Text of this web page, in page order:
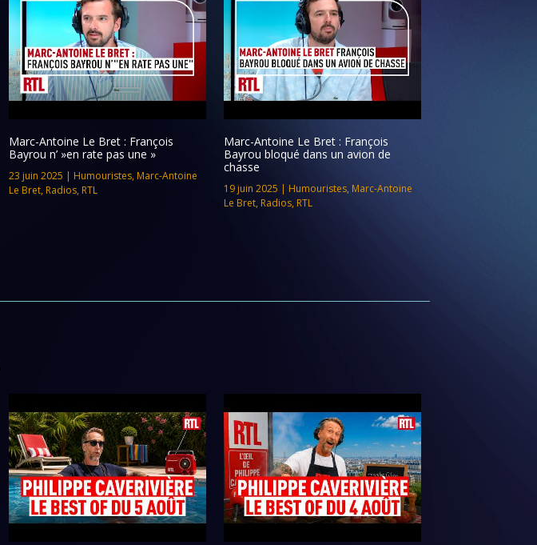
Marc-Antoine Le Bret : François
Bayrou n’ »en rate pas une »
23 juin 2025 | Humouristes, Marc-Antoine
Le Bret, Radios, RTL
Marc-Antoine Le Bret : François
Bayrou bloqué dans un avion de
chasse
19 juin 2025 | Humouristes, Marc-Antoine
Le Bret, Radios, RTL